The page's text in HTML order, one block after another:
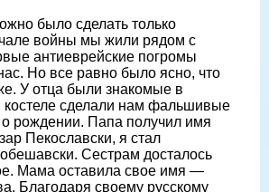
было сделать только
войны мы жили рядом с
антиеврейские погромы
Но все равно было ясно, что
У отца были знакомые в
костеле сделали нам фальшивые
о рождении. Папа получил имя
Пекославски, я стал
Сестрам досталось
Мама оставила свое имя —
Благодаря своему русскому